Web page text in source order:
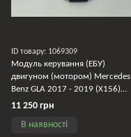
ID товару: 1069309
Модуль керування (ЕБУ)
двигуном (мотором) Mercedes
Benz GLA 2017 - 2019 (X156)
A2709002100
11 250 грн
В наявності